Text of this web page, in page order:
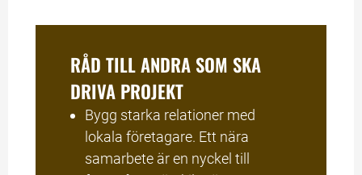
RÅD TILL ANDRA SOM SKA
DRIVA PROJEKT
Bygg starka relationer med
lokala företagare. Ett nära
samarbete är en nyckel till